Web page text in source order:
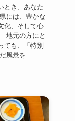
とき、あなた
には、豊かな
化、そして心
地元の方にと
ても、「特別
風景を...